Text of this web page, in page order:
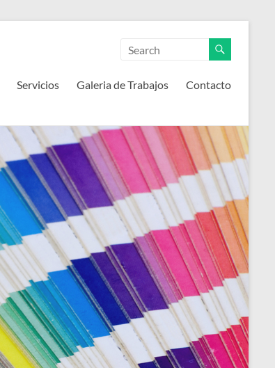
Servicios Galeria de Trabajos Contacto